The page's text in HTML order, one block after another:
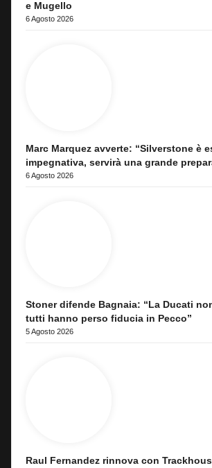
e Mugello
6 Agosto 2026
Marc Marquez avverte: “Silverstone è
impegnativa, servirà una grande
6 Agosto 2026
Stoner difende Bagnaia: “La Ducati
tutti hanno perso fiducia in Pecco”
5 Agosto 2026
Raul Fernandez rinnova con